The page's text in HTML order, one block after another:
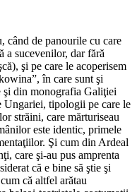
când de panourile cu care
a sucevenilor, dar fără
şi pe care le acoperisem
în care sunt şi
şi din monografia Galiţiei
Ungariei, tipologii pe care le
străini, care mărturiseau
este identic, primele
Şi cum din Ardeal
care şi-au pus amprenta
că e bine să ştie şi
că altfel arătau